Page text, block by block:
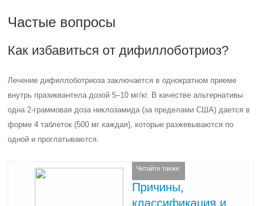
Частые вопросы
Как избавиться от дифиллоботриоз?
Лечение дифиллоботриоза заключается в однократном приеме
внутрь празиквантела дозой 5–10 мг/кг. В качестве альтернативы
одна 2-граммовая доза никлозамида (за пределами США) дается в
форме 4 таблеток (500 мг каждая), которые разжевываются по
одной и проглатываются.
Читайте также:
Причины,
классификация и